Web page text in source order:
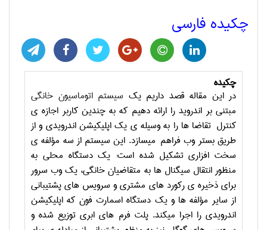
چکیده فارسی
چکیده
در این مقاله قصد داریم یک سیستم اتوماسیون خانگی
مبتنی بر اندروید را ارائه دهیم که به چندین کاربر اجازه ی
کنترل تقاضا ها را به وسیله ی یک اپلیکیشن اندرویدی و از
طریق بستر وب فراهم میسازد. این سیستم از سه مؤلفه ی
سخت افزاری تشکیل شده است: یک دستگاه محلی به
منظور انتقال سیگنال ها به متقاضیان خانگی، یک وب سرور
برای ذخیره ی رکورد های مشتری و سرویس های پشتیبانی
از سایر مؤلفه ها و یک دستگاه اسمارت فون که اپلیکیشن
اندرویدی را اجرا میکند. پلت فرم های ابری توزیع شده و